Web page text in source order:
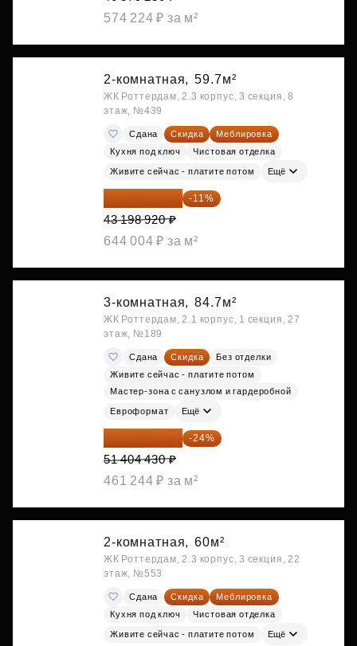
574 224 ₽ за м²
2-комнатная, 59.7м²
ЖК Роттердам, 2.3 корпус, 3 секция, 8
этаж, №439
Сдана Скидка
Меблировка
Кухня под ключ
Чистовая отделка
Живите сейчас - платите потом Ещё
38 447 039 ₽ -11%
43 198 920 ₽
644 004 ₽ за м²
3-комнатная, 84.7м²
ЖК Роттердам, 2.1 корпус, 1 секция, 27
этаж, №189
Сдана Скидка
Без отделки
Живите сейчас - платите потом
Мастер-зона с санузлом и гардеробной
Евроформат Ещё
39 067 367 ₽ -24%
51 404 430 ₽
461 244 ₽ за м²
2-комнатная, 60м²
ЖК Роттердам, 2.3 корпус, 3 секция, 22
этаж, №553
Сдана Скидка
Меблировка
Кухня под ключ
Чистовая отделка
Живите сейчас - платите потом Ещё